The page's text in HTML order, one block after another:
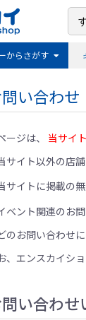
からさがす
い合わせ
ージは、 当サイ
サイト以外の店
サイトに掲載の
ベント関連のお
のお問い合わせに
、エンスカイシ
い合わせ